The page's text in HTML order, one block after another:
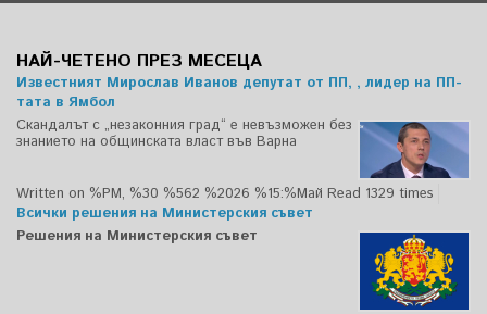
НАЙ-ЧЕТЕНО ПРЕЗ МЕСЕЦА
Известният Мирослав Иванов депутат от ПП, , лидер на ПП-
тата в Ямбол
Скандалът с „незаконния град“ е невъзможен без
знанието на общинската власт във Варна
Written on %PM, %30 %562 %2026 %15:%Май Read 1329 times
Всички решения на Министерския съвет
Решения на Министерския съвет